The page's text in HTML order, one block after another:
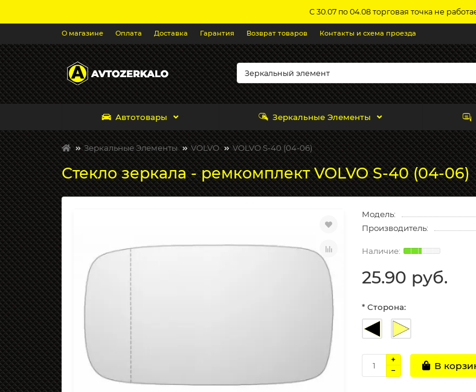
С 30.07 по 04.08 торговая точка не
О магазине Оплата Доставка Гарантия Возврат товаров Контакты и схема проезда
Автотовары Зеркальные Элементы
Зеркальные Элементы VOLVO VOLVO S-40 (04-06)
Стекло зеркала - ремкомплект VOLVO S-40 (04-06)
Модель:
Производитель:
25.90 руб.
* Сторона:
В